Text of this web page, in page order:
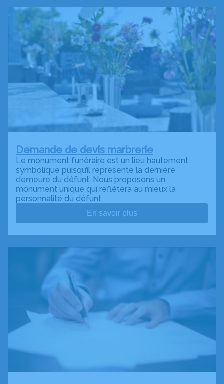
Demande de devis marbrerie
Le monument funéraire est un lieu hautement
symbolique puisqu’il représente la dernière
demeure du défunt. Nous proposons un
monument unique qui reflétera au mieux la
personnalité du défunt.
En savoir plus